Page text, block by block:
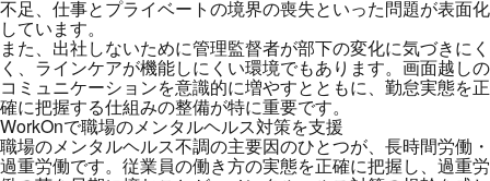
不足、仕事とプライベートの境界の喪失といった問題が表面化
しています。
また、出社しないために管理監督者が部下の変化に気づきにく
く、ラインケアが機能しにくい環境でもあります。画面越しの
コミュニケーションを意識的に増やすとともに、勤怠実態を正
確に把握する仕組みの整備が特に重要です。
WorkOnで職場のメンタルヘルス対策を支援
職場のメンタルヘルス不調の主要因のひとつが、長時間労働・
過重労働です。従業員の働き方の実態を正確に把握し、過重労